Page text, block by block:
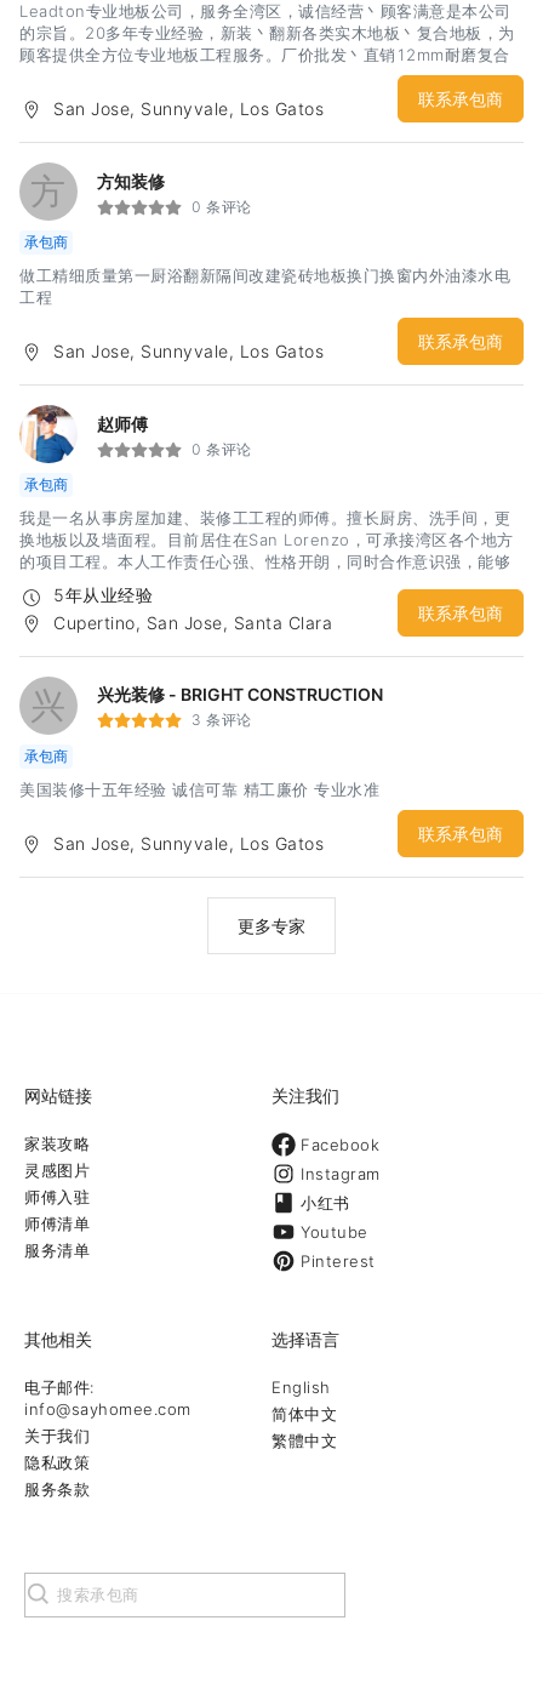
Leadton专业地板公司，服务全湾区，诚信经营丶顾客满意是本公司
的宗旨。20多年专业经验，新装丶翻新各类实木地板丶复合地板，为
顾客提供全方位专业地板工程服务。厂价批发丶直销12mm耐磨复合
木地板，符合加州CARB II标准，绿色环保，多种颜色，持久耐用，质
量保证。各类防水地板丶实木地板丶实木复合板丶地板配件等，品种
繁多，一应俱全。欢迎光临公司展厅参观咨询。网站：
XXX.XYLEADTON.COM联系电话：408-293-8208, 408-471-
8266 展厅地址：999 N 10th ST, San Jose CA 95112营业时间：
周一至周五 9:00-5:00，周六10:00-3:00
San Jose, Sunnyvale, Los Gatos 联系承包商
方 方知装修
0 条评论
承包商
做工精细质量第一厨浴翻新隔间改建瓷砖地板换门换窗内外油漆水电
工程
San Jose, Sunnyvale, Los Gatos 联系承包商
赵师傅
0 条评论
承包商
我是一名从事房屋加建、装修工工程的师傅。擅长厨房、洗手间，更
换地板以及墙面程。目前居住在San Lorenzo，可承接湾区各个地方
的项目工程。本人工作责任心强、性格开朗，同时合作意识强，能够
比较容易领悟屋主或者Contractor的意图，所以均能够按时，甚至超
前完工，也能有效避免由于理解不清晰而带来的返工问题。有意向的
朋友可以联系我。谢谢大家。
5年从业经验
Cupertino, San Jose, Santa Clara
联系承包商
兴 兴光装修 - BRIGHT CONSTRUCTION
3 条评论
承包商
美国装修十五年经验 诚信可靠 精工廉价 专业水准
San Jose, Sunnyvale, Los Gatos 联系承包商
更多专家
网站链接
家装攻略
灵感图片
师傅入驻
师傅清单
服务清单
关注我们
Facebook
Instagram
小红书
Youtube
Pinterest
其他相关
电子邮件:
info@sayhomee.com
关于我们
隐私政策
服务条款
选择语言
English
简体中文
繁體中文